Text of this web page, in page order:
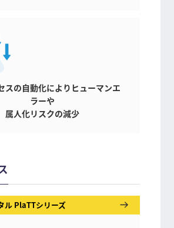
スの自動化によりヒューマンエ
ラーや
属人化リスクの減少
ル PlaTTシリーズ